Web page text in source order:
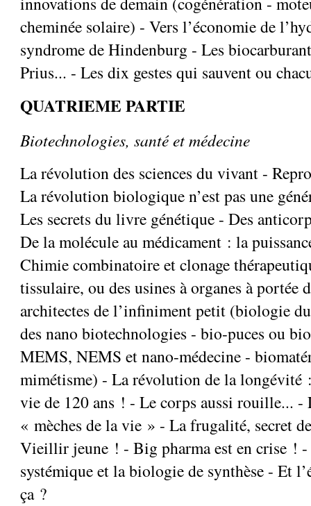
cheminée solaire) - Vers l’économie de
syndrome de Hindenburg - Les
Prius... - Les dix gestes qui sauvent ou
QUATRIEME PARTIE
Biotechnologies, santé et médecine
La révolution des sciences du vivant -
La révolution biologique n’est pas une
Les secrets du livre génétique - Des
De la molécule au médicament : la
Chimie combinatoire et clonage
tissulaire, ou des usines à organes à portée
architectes de l’infiniment petit (biologie
des nano biotechnologies - bio-puces ou
MEMS, NEMS et nano-médecine -
mimétisme) - La révolution de la longévité :
vie de 120 ans ! - Le corps aussi rouille... -
« mèches de la vie » - La frugalité, secret
Vieillir jeune ! - Big pharma est en crise !
systémique et la biologie de synthèse - Et
ça ?